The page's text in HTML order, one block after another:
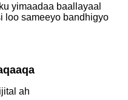
yimaadaa baallayaal
loo sameeyo bandhigyo
ah